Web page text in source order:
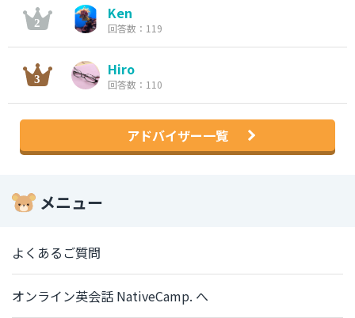
Ken
回答数：119
Hiro
回答数：110
アドバイザー一覧
メニュー
よくあるご質問
オンライン英会話 NativeCamp. へ